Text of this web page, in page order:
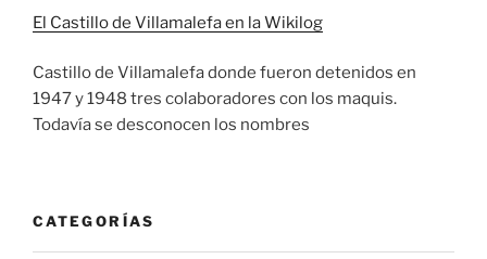
El Castillo de Villamalefa en la Wikilog
Castillo de Villamalefa donde fueron detenidos en
1947 y 1948 tres colaboradores con los maquis.
Todavía se desconocen los nombres
CATEGORÍAS